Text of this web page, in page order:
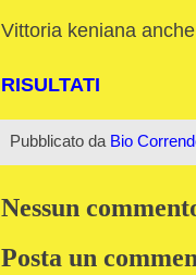
Vittoria keniana
RISULTATI
Pubblicato da Bio
Nessun
Posta un